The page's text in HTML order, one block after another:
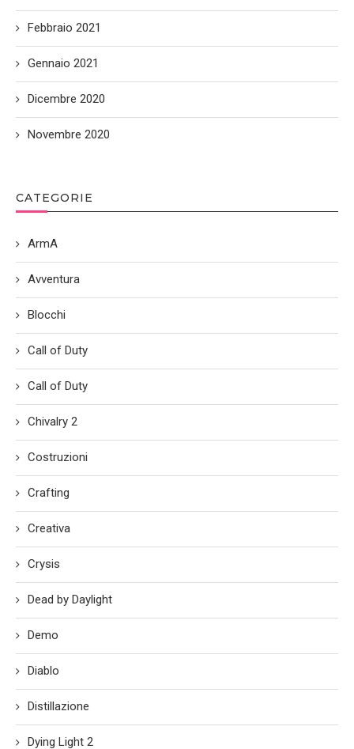
Febbraio 2021
Gennaio 2021
Dicembre 2020
Novembre 2020
CATEGORIE
ArmA
Avventura
Blocchi
Call of Duty
Call of Duty
Chivalry 2
Costruzioni
Crafting
Creativa
Crysis
Dead by Daylight
Demo
Diablo
Distillazione
Dying Light 2